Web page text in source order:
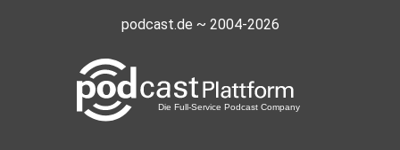
podcast.de ~ 2004-2026